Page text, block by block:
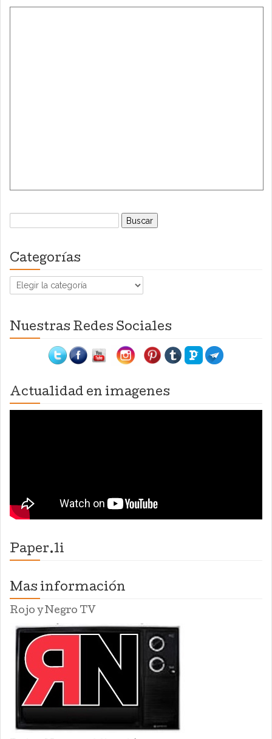
Buscar:
Categorías
Categorías
Nuestras Redes Sociales
Actualidad en imagenes
Paper.li
Mas información
Rojo y Negro TV